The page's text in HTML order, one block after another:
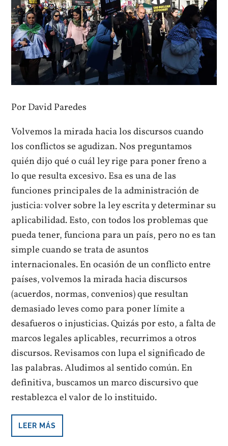
Por David Paredes
Volvemos la mirada hacia los discursos cuando
los conflictos se agudizan. Nos preguntamos
quién dijo qué o cuál ley rige para poner freno a
lo que resulta excesivo. Esa es una de las
funciones principales de la administración de
justicia: volver sobre la ley escrita y determinar su
aplicabilidad. Esto, con todos los problemas que
pueda tener, funciona para un país, pero no es tan
simple cuando se trata de asuntos
internacionales. En ocasión de un conflicto entre
países, volvemos la mirada hacia discursos
(acuerdos, normas, convenios) que resultan
demasiado leves como para poner límite a
desafueros o injusticias. Quizás por esto, a falta de
marcos legales aplicables, recurrimos a otros
discursos. Revisamos con lupa el significado de
las palabras. Aludimos al sentido común. En
definitiva, buscamos un marco discursivo que
restablezca el valor de lo instituido.
LEER MÁS